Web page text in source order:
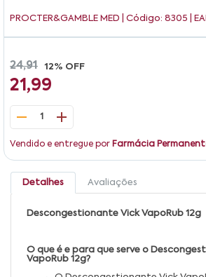
PROCTER&GAMBLE MED | Código: 8305 |
24,91 12% OFF
21,99
1
Vendido e entregue por Farmácia
Detalhes Avaliações
Descongestionante Vick VapoRub 12g
O que é e para que serve o
VapoRub 12g?